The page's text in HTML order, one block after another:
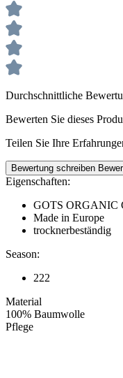
Durchschnittliche
Bewerten Sie dieses
Teilen Sie Ihre
Bewertung schreiben
Eigenschaften:
GOTS ORGANIC
Made in Europe
trocknerbeständig
Season:
222
Material
100% Baumwolle
Pflege